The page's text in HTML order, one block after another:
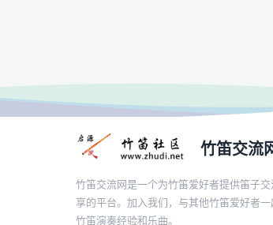
竹笛交流
竹笛交流网是一个为竹笛爱好者提供笛子
享的平台。加入我们，与其他竹笛爱好者
竹笛演奏经验和乐曲。